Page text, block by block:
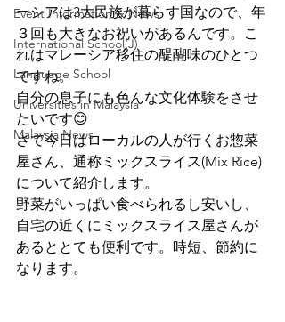
Event Information & News
International School(J)
Language School
Universities in Malaysia
Malaysia News
ーシアは3大民族が暮らす国なので、年
３回も大きなお祝いがあるんです。こ
れはマレーシア移住の醍醐味のひとつ
ですね。
自分の息子にも色んな文化体験をさせ
たいです😊
さて今日はローカルの人が行くお惣菜
屋さん、通称ミックスライス(Mix Rice)
について紹介します。
野菜がいっぱい食べられるし安いし、
自宅の近くにミックスライス屋さんが
あるととても便利です。時短、節約に
なります。